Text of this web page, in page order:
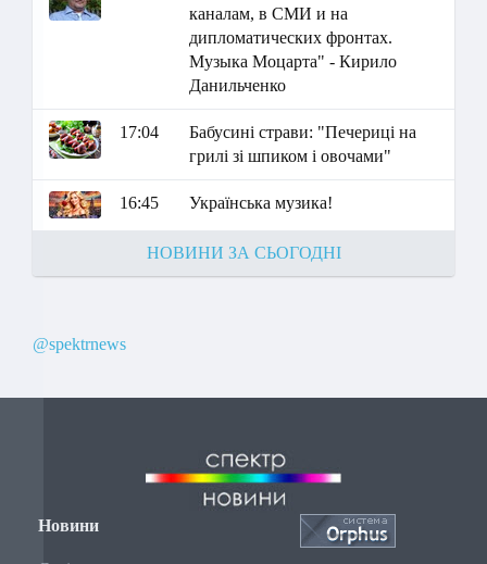
каналам, в СМИ и на
дипломатических фронтах.
Музыка Моцарта" - Кирило
Данильченко
17:04
Бабусині страви: "Печериці на
грилі зі шпиком і овочами"
16:45 Українська музика!
НОВИНИ ЗА СЬОГОДНІ
@spektrnews
Новини